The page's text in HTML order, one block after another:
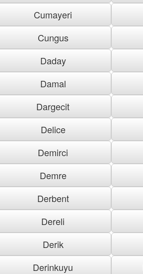
Cumayeri
Cungus
Daday
Damal
Dargecit
Delice
Demirci
Demre
Derbent
Dereli
Derik
Derinkuyu